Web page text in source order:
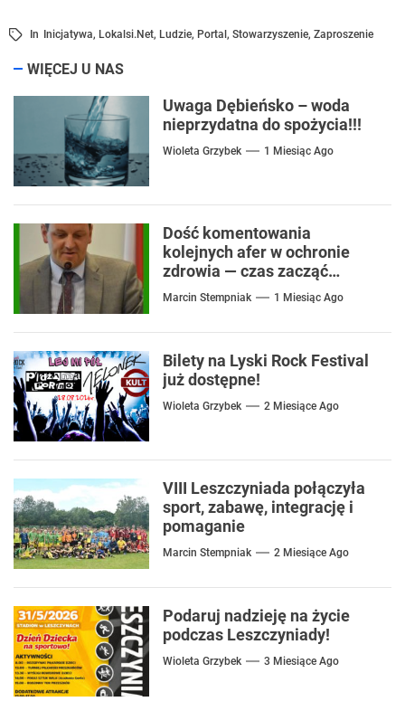
In Inicjatywa, Lokalsi.net, Ludzie, Portal , Stowarzyszenie, Zaproszenie
WIĘCEJ U NAS
Uwaga Dębieńsko – woda
nieprzydatna do spożycia!!!
Wioleta Grzybek 1 Miesiąc Ago
Dość komentowania
kolejnych afer w ochronie
zdrowia — czas zacząć
mówić o rozwiązaniach
Marcin Stempniak 1 Miesiąc Ago
Bilety na Lyski Rock Festival
już dostępne!
Wioleta Grzybek 2 Miesiące Ago
VIII Leszczyniada połączyła
sport, zabawę, integrację i
pomaganie
Marcin Stempniak 2 Miesiące Ago
Podaruj nadzieję na życie
podczas Leszczyniady!
Wioleta Grzybek 3 Miesiące Ago